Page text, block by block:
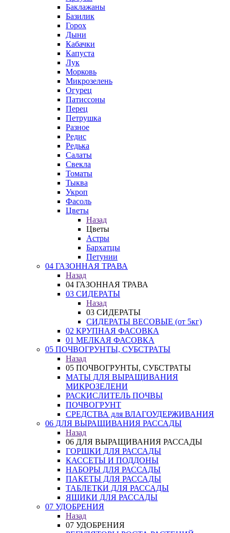
Баклажаны
Базилик
Горох
Дыни
Кабачки
Капуста
Лук
Морковь
Микрозелень
Огурец
Патиссоны
Перец
Петрушка
Разное
Редис
Редька
Салаты
Свекла
Томаты
Тыква
Укроп
Фасоль
Цветы
Назад
Цветы
Астры
Бархатцы
Петунии
04 ГАЗОННАЯ ТРАВА
Назад
04 ГАЗОННАЯ ТРАВА
03 СИДЕРАТЫ
Назад
03 СИДЕРАТЫ
СИДЕРАТЫ ВЕСОВЫЕ (от 5кг)
02 КРУПНАЯ ФАСОВКА
01 МЕЛКАЯ ФАСОВКА
05 ПОЧВОГРУНТЫ, СУБСТРАТЫ
Назад
05 ПОЧВОГРУНТЫ, СУБСТРАТЫ
МАТЫ ДЛЯ ВЫРАЩИВАНИЯ
МИКРОЗЕЛЕНИ
РАСКИСЛИТЕЛЬ ПОЧВЫ
ПОЧВОГРУНТ
СРЕДСТВА для ВЛАГОУДЕРЖИВАНИЯ
06 ДЛЯ ВЫРАЩИВАНИЯ РАССАДЫ
Назад
06 ДЛЯ ВЫРАЩИВАНИЯ РАССАДЫ
ГОРШКИ ДЛЯ РАССАДЫ
КАССЕТЫ И ПОДДОНЫ
НАБОРЫ ДЛЯ РАССАДЫ
ПАКЕТЫ ДЛЯ РАССАДЫ
ТАБЛЕТКИ ДЛЯ РАССАДЫ
ЯЩИКИ ДЛЯ РАССАДЫ
07 УДОБРЕНИЯ
Назад
07 УДОБРЕНИЯ